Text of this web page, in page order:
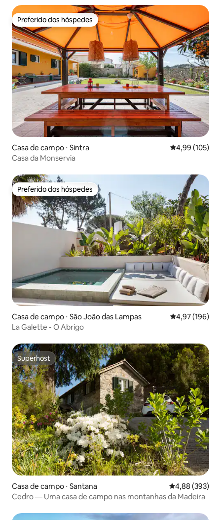
Preferido dos hóspedes
Preferido dos hóspedes
Casa de campo ⋅ Sintra 4,99 de uma
4,99 (105)
Casa da Monservia
Preferido dos hóspedes
Preferido dos hóspedes
Casa de campo ⋅ São João das Lampas 4,97 de uma
4,97 (196)
La Galette - O Abrigo
Superhost
Superhost
Casa de campo ⋅ Santana 4,88 de uma
4,88 (393)
Cedro — Uma casa de campo nas montanhas da Madeira